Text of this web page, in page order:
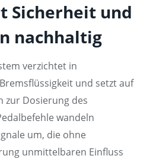
Sicherheit und
nachhaltig
verzichtet in
und setzt auf
zur Dosierung des
wandeln
um, die ohne
unmittelbaren Einfluss